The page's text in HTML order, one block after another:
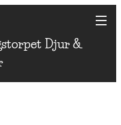
Djur &